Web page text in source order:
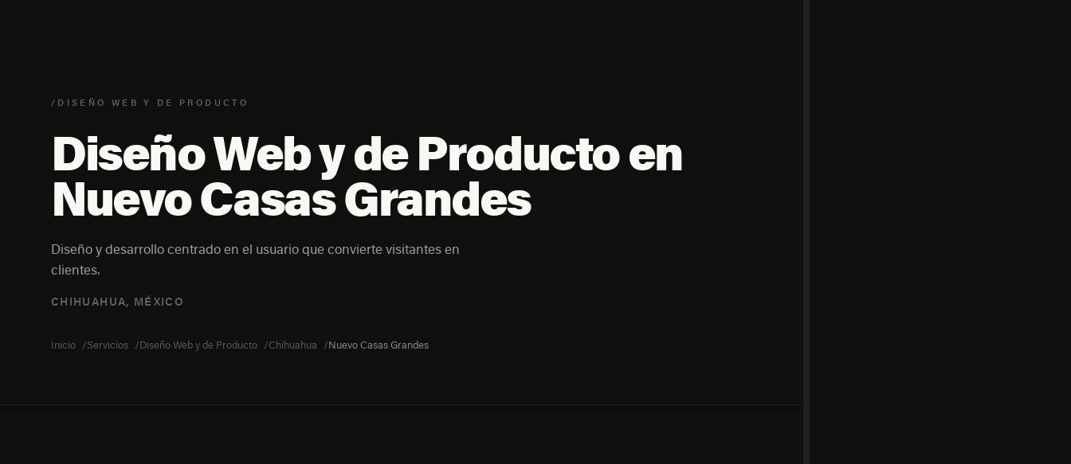
/DISEÑO WEB Y DE PRODUCTO
Diseño Web y de Producto en
Nuevo Casas Grandes
Diseño y desarrollo centrado en el usuario que convierte visitantes en
clientes.
CHIHUAHUA, MÉXICO
Inicio Servicios Diseño Web y de Producto Chihuahua Nuevo Casas Grandes